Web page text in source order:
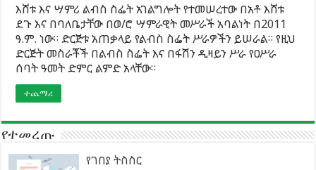
እሸቱ እና ሣምሪ ልብስ ስፌት አገልግሎት የተመሠረተው በአቶ እሸቱ
ደጉ እና በባለቤታቸው በወ/ሮ ሣምራዊት መሥራች አባልነት በ2011
ዓ.ም. ነው። ድርጅቱ አጠቃላይ የልብስ ስፌት ሥራዎችን ይሠራል። የዚህ
ድርጅት መስራቾች በልብስ ስፌት እና በፋሽን ዲዛይን ሥራ የዐሥራ
ሰባት ዓመት ድምር ልምድ አላቸው።
ተጨማሪ
የተመረጡ
የገበያ ትስስር